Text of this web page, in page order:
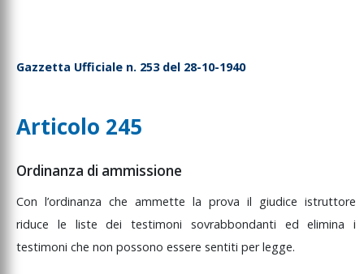
Gazzetta Ufficiale n. 253 del 28-10-1940
Articolo 245
Ordinanza di ammissione
Con l’ordinanza che ammette la prova il giudice istruttore
riduce le listedei testimoni sovrabbondanti edelimina i
testimoni che non possono essere sentiti perlegge.